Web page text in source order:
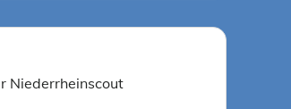
Niederrheinscout